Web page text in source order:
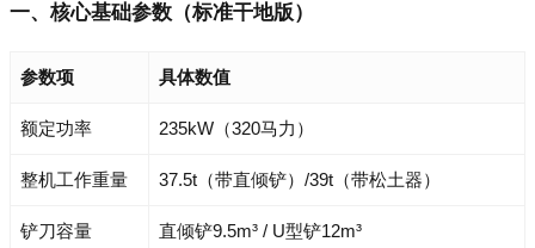
一、核心基础参数（标准干地版）
参数项 具体数值
额定功率 235kW（320马力）
整机工作重量 37.5t（带直倾铲）/39t（带松土器）
铲刀容量 直倾铲9.5m³ / U型铲12m³